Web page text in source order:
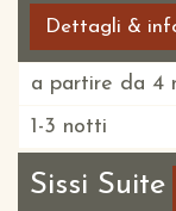
Dettagli &
a partire da 4
1-3 notti
Sissi Suite